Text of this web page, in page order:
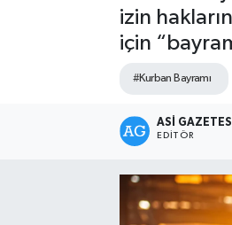
izin
için
#Kurban Bayramı
ASI GAZETESI
EDITÖR